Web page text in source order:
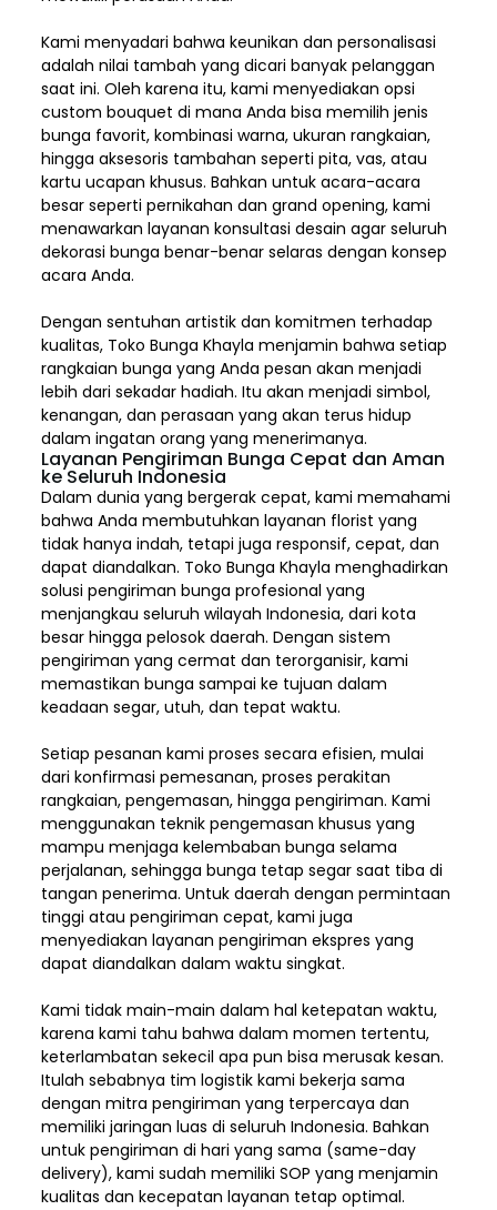
Kami menyadari bahwa keunikan dan personalisasi
adalah nilai tambah yang dicari banyak pelanggan
saat ini. Oleh karena itu, kami menyediakan opsi
custom bouquet di mana Anda bisa memilih jenis
bunga favorit, kombinasi warna, ukuran rangkaian,
hingga aksesoris tambahan seperti pita, vas, atau
kartu ucapan khusus. Bahkan untuk acara-acara
besar seperti pernikahan dan grand opening, kami
menawarkan layanan konsultasi desain agar seluruh
dekorasi bunga benar-benar selaras dengan konsep
acara Anda.
Dengan sentuhan artistik dan komitmen terhadap
kualitas, Toko Bunga Khayla menjamin bahwa setiap
rangkaian bunga yang Anda pesan akan menjadi
lebih dari sekadar hadiah. Itu akan menjadi simbol,
kenangan, dan perasaan yang akan terus hidup
dalam ingatan orang yang menerimanya.
Layanan Pengiriman Bunga Cepat dan Aman
ke Seluruh Indonesia
Dalam dunia yang bergerak cepat, kami memahami
bahwa Anda membutuhkan layanan florist yang
tidak hanya indah, tetapi juga responsif, cepat, dan
dapat diandalkan. Toko Bunga Khayla menghadirkan
solusi pengiriman bunga profesional yang
menjangkau seluruh wilayah Indonesia,dari kota
besar hingga pelosok daerah. Dengan sistem
pengiriman yang cermat dan terorganisir, kami
memastikan bunga sampai ke tujuan dalam
keadaan segar, utuh, dan tepat waktu.
Setiap pesanan kami proses secara efisien, mulai
dari konfirmasi pemesanan, proses perakitan
rangkaian, pengemasan, hingga pengiriman. Kami
menggunakan teknik pengemasan khusus yang
mampu menjaga kelembaban bunga selama
perjalanan, sehingga bunga tetap segar saat tiba di
tangan penerima. Untuk daerah dengan permintaan
tinggi atau pengiriman cepat, kami juga
menyediakan layanan pengiriman ekspres yang
dapat diandalkan dalam waktu singkat.
Kami tidak main-main dalam hal ketepatan waktu,
karena kami tahu bahwa dalam momen tertentu,
keterlambatan sekecil apa pun bisa merusak kesan.
Itulah sebabnya tim logistik kami bekerja sama
dengan mitra pengiriman yang terpercaya dan
memiliki jaringan luas di seluruh Indonesia. Bahkan
untuk pengiriman di hari yang sama (same-day
delivery), kami sudah memiliki SOP yang menjamin
kualitas dan kecepatan layanan tetap optimal.